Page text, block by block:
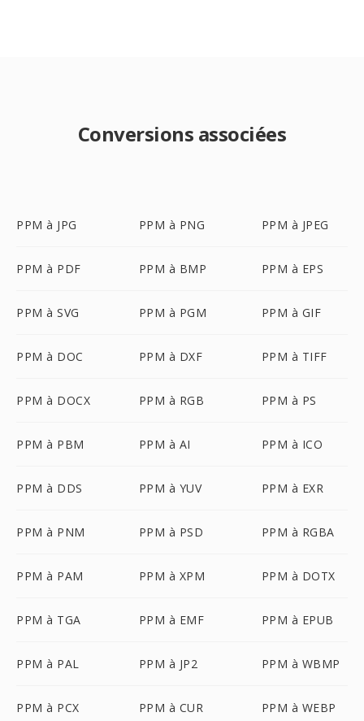
Conversions associées
PPM à JPG PPM à PNG PPM à JPEG
PPM à PDF PPM à BMP PPM à EPS
PPM à SVG PPM à PGM PPM à GIF
PPM à DOC PPM à DXF PPM à TIFF
PPM à DOCX PPM à RGB PPM à PS
PPM à PBM PPM à AI PPM à ICO
PPM à DDS PPM à YUV PPM à EXR
PPM à PNM PPM à PSD PPM à RGBA
PPM à PAM PPM à XPM PPM à DOTX
PPM à TGA PPM à EMF PPM à EPUB
PPM à PAL PPM à JP2 PPM à WBMP
PPM à PCX PPM à CUR PPM à WEBP